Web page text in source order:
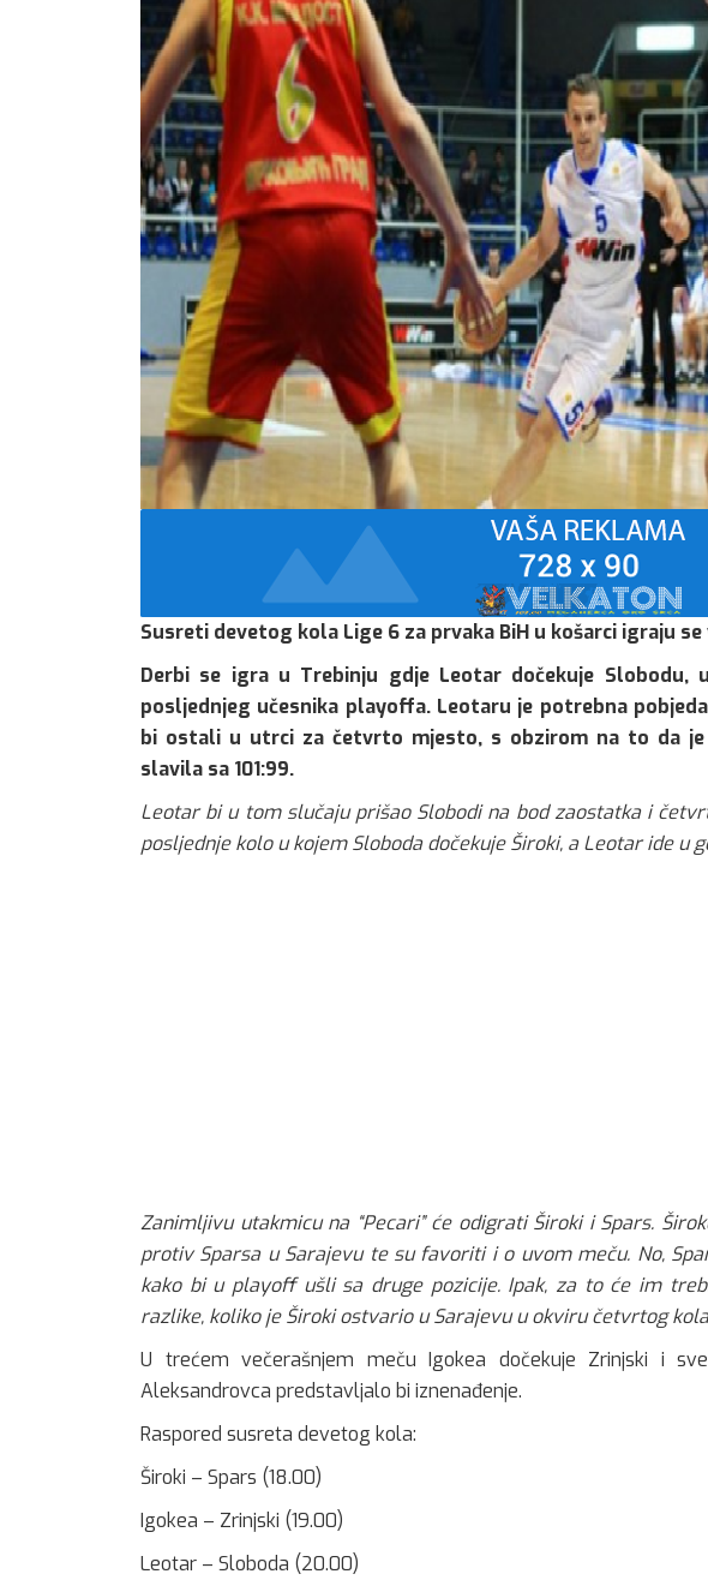
Susreti devetog kola Lige 6 za prvaka BiH u košarci igraju se
Derbi se igra u Trebinju gdje Leotar dočekuje Slobodu,
posljednjeg učesnika playoffa. Leotaru je potrebna
bi ostali u utrci za četvrto mjesto, s obzirom na to da
slavila sa 101:99.
Leotar bi u tom slučaju prišao Slobodi na bod zaostatka i
posljednje kolo u kojem Sloboda dočekuje Široki, a Leotar ide u
Zanimljivu utakmicu na “Pecari” će odigrati Široki i Spars.
protiv Sparsa u Sarajevu te su favoriti i o uvom meču. No,
kako bi u playoff ušli sa druge pozicije. Ipak, za to će im
razlike, koliko je Široki ostvario u Sarajevu u okviru četvrtog
U trećem večerašnjem meču Igokea dočekuje Zrinjski i
Aleksandrovca predstavljalo bi iznenađenje.
Raspored susreta devetog kola:
Široki – Spars (18.00)
Igokea – Zrinjski (19.00)
Leotar – Sloboda (20.00)